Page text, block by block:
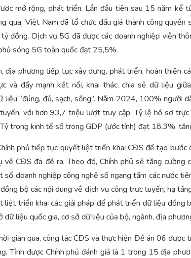
mở rộng, phát triển. Lần đầu tiên sau 15 năm kể
qua, Việt Nam đã tổ chức đấu giá thành công quyền
đồng. Dịch vụ 5G đã được các doanh nghiệp viễn
sóng 5G toàn quốc đạt 25,5%.
địa phương tiếp tục xây dựng, phát triển, hoàn thiện
và đẩy mạnh kết nối, khai thác, chia sẻ dữ liệu
liệu “đúng, đủ, sạch, sống”. Năm 2024, 100% người
với hơn 93,7 triệu lượt truy cập. Tỷ lệ hồ sơ
trọng kinh tế số trong GDP (ước tính) đạt 18,3%,
phủ tiếp tục quyết liệt triển khai CĐS để tạo bước
về CĐS đã đề ra. Theo đó, Chính phủ sẽ tăng cường
số doanh nghiệp công nghệ số ngang tầm các nước
bộ các nội dung về dịch vụ công trực tuyến, hạ
liệt triển khai các giải pháp để phát triển dữ liệu đồng
dữ liệu quốc gia, cơ sở dữ liệu của bộ, ngành, địa
gian qua, công tác CĐS và thực hiện Đề án 06 được
Tỉnh được Chính phủ đánh giá là 1 trong 15 địa